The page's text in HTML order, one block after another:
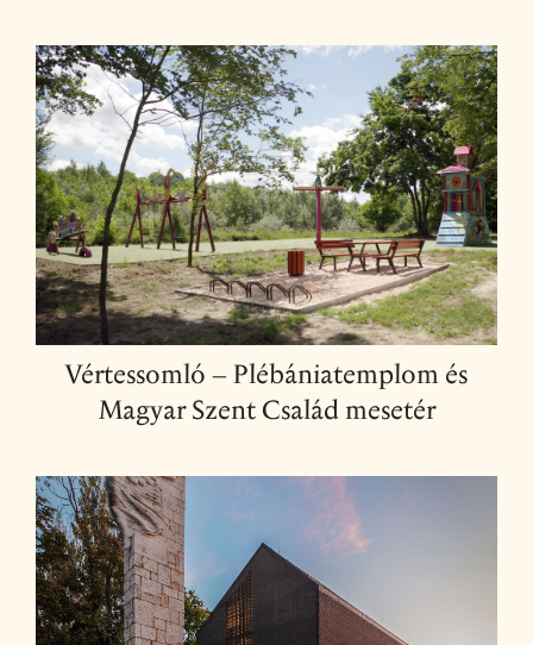
Vértessomló – Plébániatemplom és
Magyar Szent Család mesetér